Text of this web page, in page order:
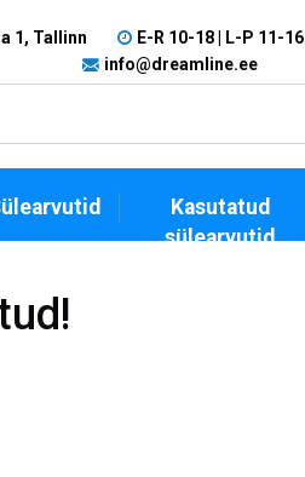
1, Tallinn E-R 10-18 | L-P 11-16
info@dreamline.ee
Kasutatud
sülearvutid